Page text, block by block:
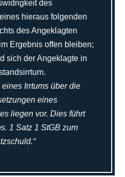
des
hieraus folgenden
des Angeklagten
Ergebnis offen bleiben;
sich der Angeklagte in
Irrtums über die
eines
liegen vor. Dies führt
1 Satz 1 StGB zum